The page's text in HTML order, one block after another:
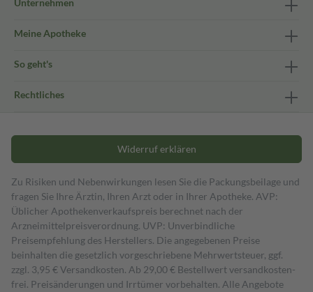
Unternehmen
Meine Apotheke
So geht's
Rechtliches
Widerruf erklären
Zu Risiken und Nebenwirkungen lesen Sie die Packungsbeilage und
fragen Sie Ihre Ärztin, Ihren Arzt oder in Ihrer Apotheke. AVP:
Üblicher Apothekenverkaufspreis berechnet nach der
Arzneimittelpreisverordnung. UVP: Unverbindliche
Preisempfehlung des Herstellers. Die angegebenen Preise
beinhalten die gesetzlich vorgeschriebene Mehrwertsteuer, ggf.
zzgl. 3,95 € Versandkosten. Ab 29,00 € Bestell­wert versand­kosten­
frei. Preisänderungen und Irrtümer vorbehalten. Alle Angebote